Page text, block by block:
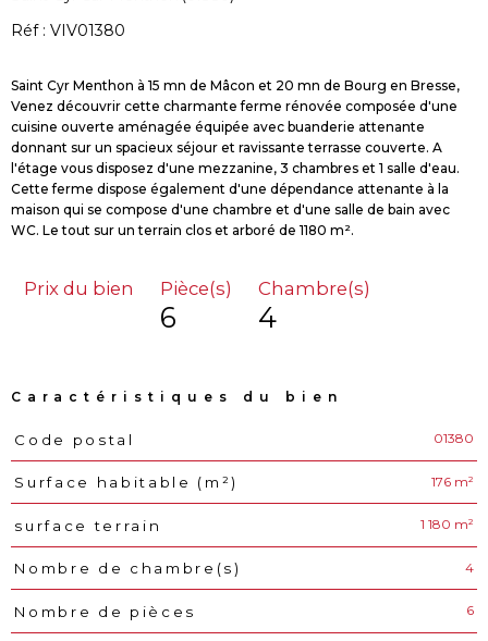
Réf : VIV01380
Saint Cyr Menthon à 15 mn de Mâcon et 20 mn de Bourg en Bresse,
Venez découvrir cette charmante ferme rénovée composée d'une
cuisine ouverte aménagée équipée avec buanderie attenante
donnant sur un spacieux séjour et ravissante terrasse couverte. A
l'étage vous disposez d'une mezzanine, 3 chambres et 1 salle d'eau.
Cette ferme dispose également d'une dépendance attenante à la
maison qui se compose d'une chambre et d'une salle de bain avec
Prix du bien Pièce(s)
6
Chambre(s)
4
Caractéristiques du bien
Caractéristiques Valeurs
Code postal 01380
Surface habitable (m²) 176 m²
surface terrain 1 180 m²
Nombre de chambre(s) 4
Nombre de pièces 6